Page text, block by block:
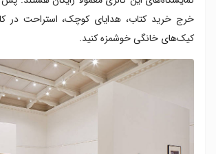
خرج خرید کتاب، هدایای کوچک، استراحت در
کیک‌های خانگی خوشمزه‌ کنید.